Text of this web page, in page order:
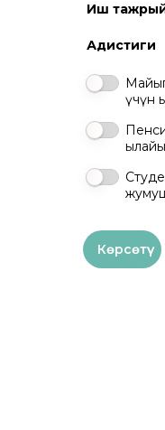
Иш
Адистиги
үчүн